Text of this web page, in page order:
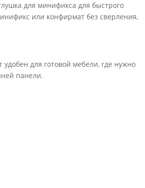
для минификса для быстрого
или конфирмат без сверления,
для готовой мебели, где нужно
панели.